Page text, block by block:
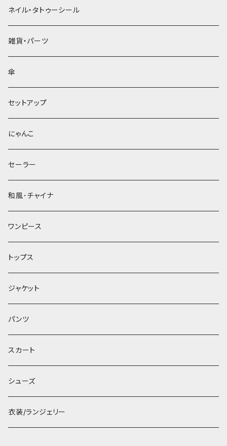
ネイル・タトゥーシール
雑貨・パーツ
傘
セットアップ
にゃんこ
セーラー
和風･チャイナ
ワンピース
トップス
ジャケット
パンツ
スカート
シューズ
衣装/ランジェリー